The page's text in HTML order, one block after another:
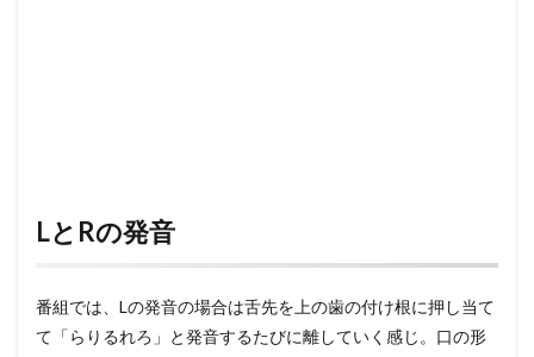
LとRの発音
番組では、Lの発音の場合は舌先を上の歯の付け根に押し当て
て「らりるれろ」と発音するたびに離していく感じ。口の形